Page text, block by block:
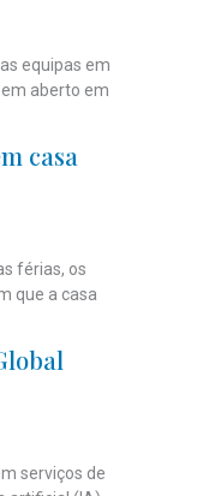
equipas em
aberto em
casa
férias, os
que a casa
serviços de